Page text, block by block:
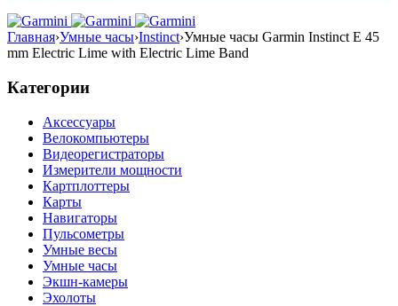
Главная›Умные часы›Instinct›Умные часы Garmin Instinct E 45
mm Electric Lime with Electric Lime Band
Категории
Аксессуары
Велокомпьютеры
Видеорегистраторы
Измерители мощности
Картплоттеры
Карты
Навигаторы
Пульсометры
Умные весы
Умные часы
Экшн-камеры
Эхолоты